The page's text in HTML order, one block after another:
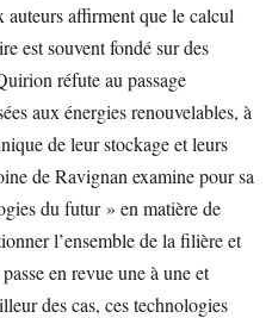
auteurs affirment que le calcul
est souvent fondé sur des
réfute au passage
aux énergies renouvelables, à
de leur stockage et leurs
de Ravignan examine pour sa
du futur » en matière de
l’ensemble de la filière et
en revue une à une et
des cas, ces technologies